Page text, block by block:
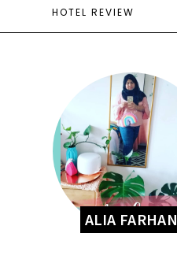
HOTEL REVIEW
ALIA FARHAN